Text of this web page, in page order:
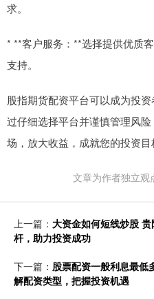
求。
* **客户服务：**选择提供优质
支持。
股指期货配资平台可以成为投
过仔细选择平台并谨慎管理风
场，放大收益，成就您的投资目
文章为作者独立观
上一篇： 大资金如何短线炒股
杆，助力投资成功
下一篇： 股票配资一般利息最低
解配资类型，把握投资机遇